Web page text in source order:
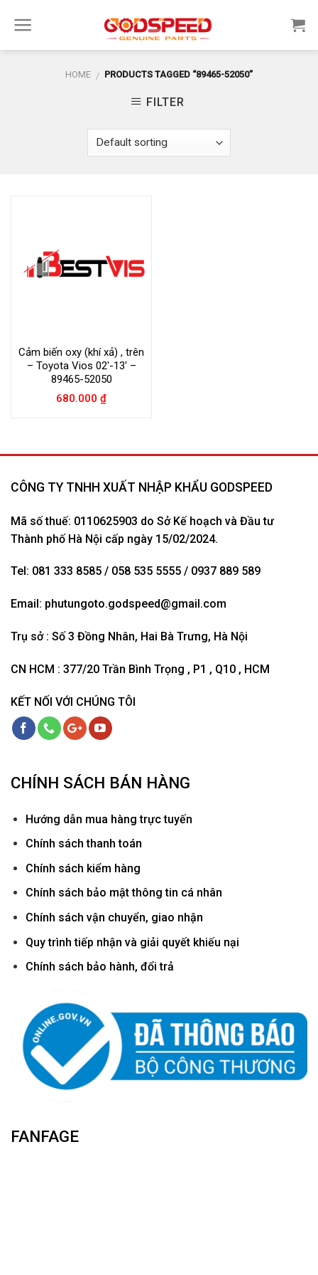
HOME / PRODUCTS TAGGED “89465-52050”
FILTER
Cảm biến oxy (khí xả) , trên
– Toyota Vios 02′-13′ –
89465-52050
680.000 ₫
CÔNG TY TNHH XUẤT NHẬP KHẨU GODSPEED
Mã số thuế: 0110625903 do Sở Kế hoạch và Đầu tư
Thành phố Hà Nội cấp ngày 15/02/2024.
Tel: 081 333 8585 / 058 535 5555 / 0937 889 589
Email: phutungoto.godspeed@gmail.com
Trụ sở : Số 3 Đồng Nhân, Hai Bà Trưng, Hà Nội
CN HCM : 377/20 Trần Bình Trọng , P1 , Q10 , HCM
KẾT NỐI VỚI CHÚNG TÔI
CHÍNH SÁCH BÁN HÀNG
Hướng dẫn mua hàng trực tuyến
Chính sách thanh toán
Chính sách kiểm hàng
Chính sách bảo mật thông tin cá nhân
Chính sách vận chuyển, giao nhận
Quy trình tiếp nhận và giải quyết khiếu nại
Chính sách bảo hành, đổi trả
FANFAGE